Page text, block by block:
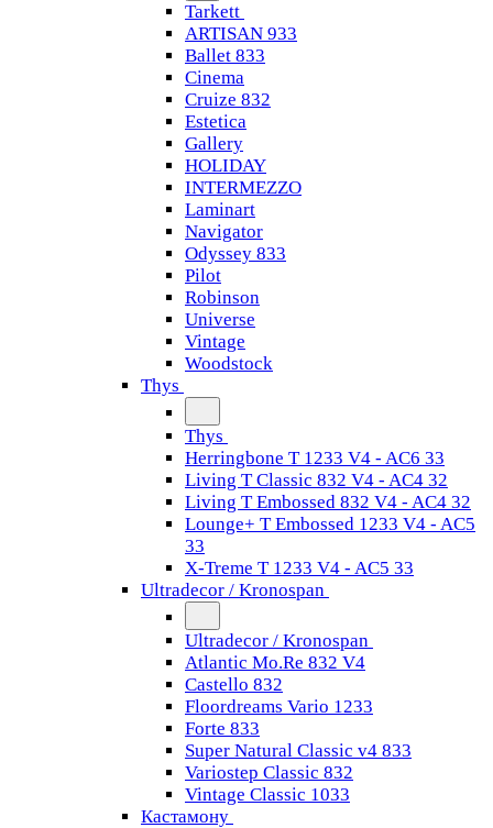
Tarkett
ARTISAN 933
Ballet 833
Cinema
Cruize 832
Estetica
Gallery
HOLIDAY
INTERMEZZO
Laminart
Navigator
Odyssey 833
Pilot
Robinson
Universe
Vintage
Woodstock
Thys
Thys
Herringbone T 1233 V4 - AC6 33
Living T Classic 832 V4 - AC4 32
Living T Embossed 832 V4 - AC4 32
Lounge+ T Embossed 1233 V4 - AC5
33
X-Treme T 1233 V4 - AC5 33
Ultradecor / Kronospan
Ultradecor / Kronospan
Atlantic Mo.Re 832 V4
Castello 832
Floordreams Vario 1233
Forte 833
Super Natural Classic v4 833
Variostep Classic 832
Vintage Classic 1033
Кастамону